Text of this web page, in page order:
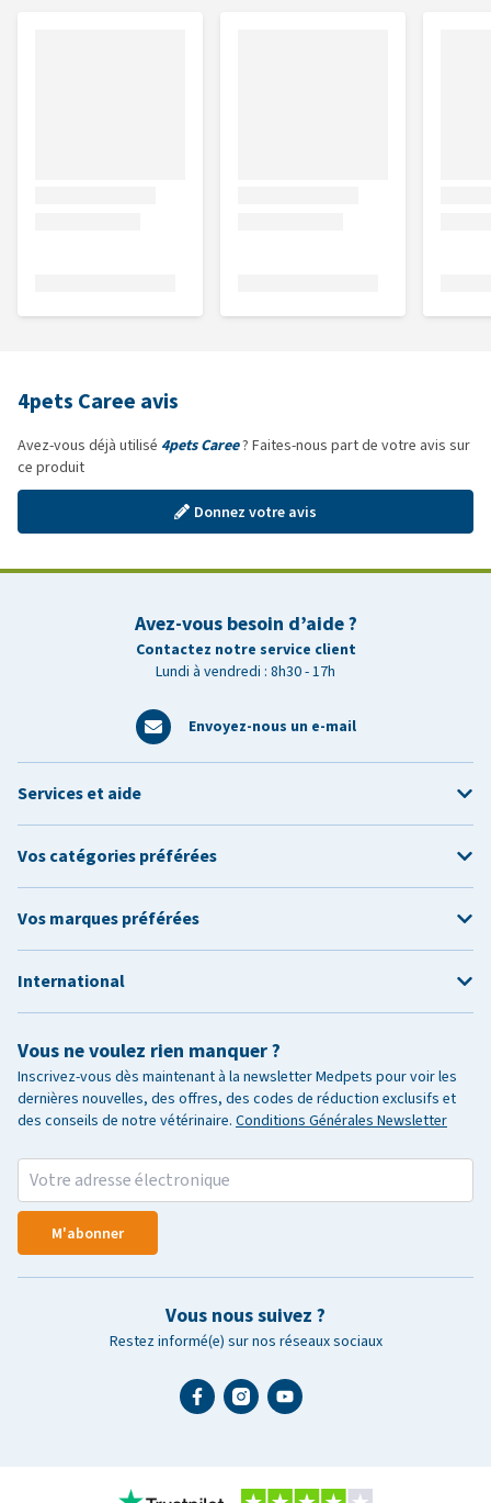
4pets Caree avis
Avez-vous déjà utilisé 4pets Caree? Faites-nous part de votre avis sur
ce produit
Donnez votre avis
Avez-vous besoin d’aide ?
Contactez notre service client
Lundi à vendredi : 8h30 - 17h
Envoyez-nous un e-mail
Vous ne voulez rien manquer ?
Inscrivez-vous dès maintenant à la newsletter Medpets pour voir les
dernières nouvelles, des offres, des codes de réduction exclusifs et
des conseils de notre vétérinaire. Conditions Générales Newsletter
M'abonner
Vous nous suivez ?
Restez informé(e) sur nos réseaux sociaux
Services et aide
Vos catégories préférées
Vos marques préférées
International